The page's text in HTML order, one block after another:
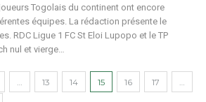
Togolais du continent ont encore
équipes. La rédaction présente le
RDC Ligue 1 FC St Eloi Lupopo et le TP
nul et vierge…
13 14 15 16 17